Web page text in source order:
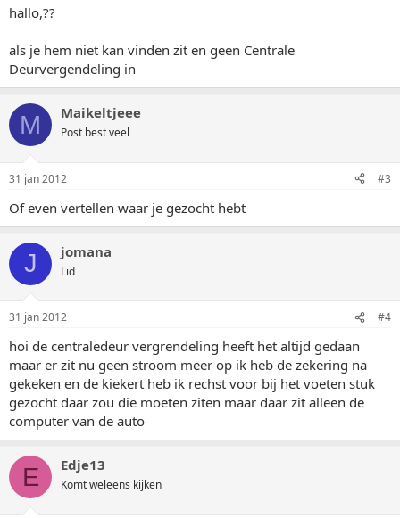
hallo,??
als je hem niet kan vinden zit en geen Centrale
Deurvergendeling in
M Maikeltjeee
Post best veel
31 jan 2012 #3
Of even vertellen waar je gezocht hebt
J jomana
Lid
31 jan 2012 #4
hoi de centraledeur vergrendeling heeft het altijd gedaan
maar er zit nu geen stroom meer op ik heb de zekering na
gekeken en de kiekert heb ik rechst voor bij het voeten stuk
gezocht daar zou die moeten ziten maar daar zit alleen de
computer van de auto
E Edje13
Komt weleens kijken